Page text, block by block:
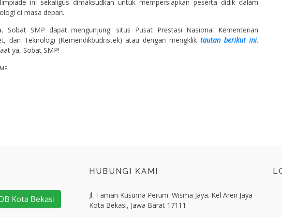
ini sekaligus dimaksudkan untuk mempersiapkan peserta didik dalam
di masa depan.
Sobat SMP dapat mengunjungi situs Pusat Prestasi Nasional Kementerian
dan Teknologi (Kemendikbudristek) atau dengan mengkliktautan berikut ini.
ya, Sobat SMP!
Kota Bekasi
HUBUNGI KAMI
Jl. Taman Kusuma Perum. Wisma Jaya. Kel Aren Jaya –
Kota Bekasi, Jawa Barat 17111